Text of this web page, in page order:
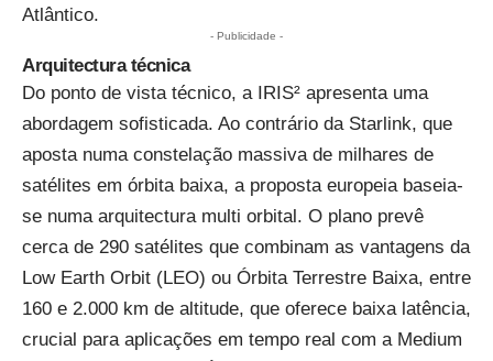
Atlântico.
- Publicidade -
Arquitectura técnica
Do ponto de vista técnico, a IRIS² apresenta uma
abordagem sofisticada. Ao contrário da Starlink, que
aposta numa constelação massiva de milhares de
satélites em órbita baixa, a proposta europeia baseia-
se numa arquitectura multi orbital. O plano prevê
cerca de 290 satélites que combinam as vantagens da
Low Earth Orbit (LEO) ou Órbita Terrestre Baixa, entre
160 e 2.000 km de altitude, que oferece baixa latência,
crucial para aplicações em tempo real com a Medium